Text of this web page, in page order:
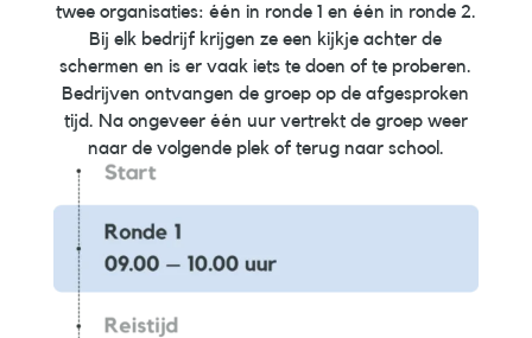
twee organisaties: één in ronde 1 en één in ronde 2.
Bij elk bedrijf krijgen ze een kijkje achter de
schermen en is er vaak iets te doen of te proberen.
Bedrijven ontvangen de groep op de afgesproken
tijd. Na ongeveer één uur vertrekt de groep weer
naar de volgende plek of terug naar school.